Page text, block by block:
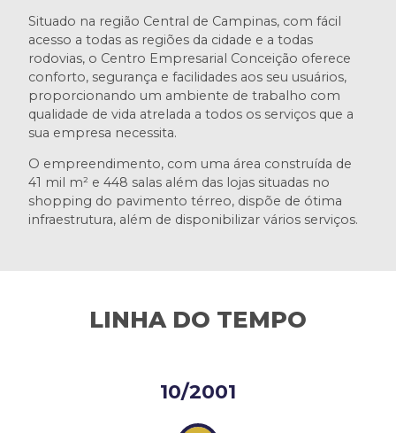
Situado na região Central de Campinas, com fácil
acesso a todas as regiões da cidade e a todas
rodovias, o Centro Empresarial Conceição oferece
conforto, segurança e facilidades aos seu usuários,
proporcionando um ambiente de trabalho com
qualidade de vida atrelada a todos os serviços que a
sua empresa necessita.
O empreendimento, com uma área construída de
41 mil m² e 448 salas além das lojas situadas no
shopping do pavimento térreo, dispõe de ótima
infraestrutura, além de disponibilizar vários serviços.
LINHA DO TEMPO
10/2001